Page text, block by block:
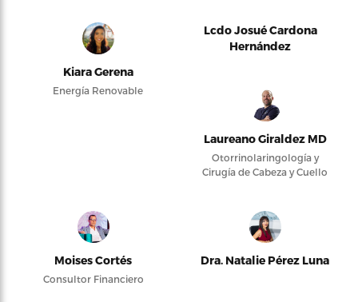
Kiara Gerena
Energía Renovable
Lcdo Josué Cardona
Hernández
Laureano Giraldez MD
Otorrinolaringología y
Cirugía de Cabeza y Cuello
Moises Cortés
Consultor Financiero
Dra. Natalie Pérez Luna